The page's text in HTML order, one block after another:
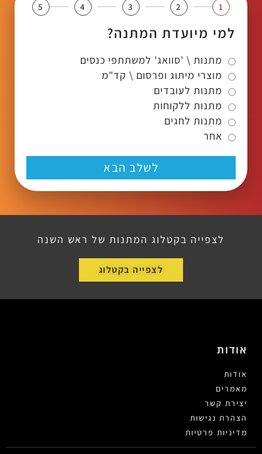
1
2
3
4
5
למי מיועדת המתנה?
מתנות \ 'סוואג' למשתתפי כנסים
מוצרי מיתוג ופרסום \ קד"מ
מתנות לעובדים
מתנות ללקוחות
מתנות לחגים
אחר
לשלב הבא
לצפייה בקטלוג המתנות של ראש השנה
לצפייה בקטלוג
אודות
אודות
מאמרים
יצירת קשר
הצהרת נגישות
מדיניות פרטיות